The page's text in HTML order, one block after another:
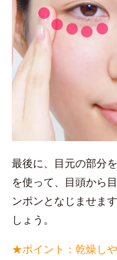
最後に、目元の部分
を使って、目頭から
ンポンとなじませま
しょう。
★ポイント：乾燥し